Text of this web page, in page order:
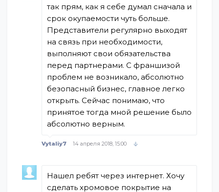
так прям, как я себе думал сначала и
срок окупаемости чуть больше.
Представители регулярно выходят
на связь при необходимости,
выполняют свои обязательства
перед партнерами. С франшизой
проблем не возникало, абсолютно
безопасный бизнес, главное легко
открыть. Сейчас понимаю, что
принятое тогда мной решение было
абсолютно верным.
Vytaliy7 14 апреля 2018, 15:00
Нашел ребят через интернет. Хочу
сделать хромовое покрытие на